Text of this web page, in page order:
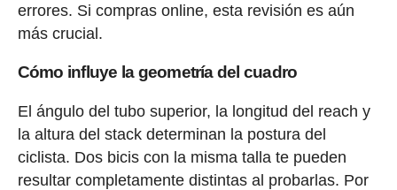
errores. Si compras online, esta revisión es aún
más crucial.
Cómo influye la geometría del cuadro
El ángulo del tubo superior, la longitud del reach y
la altura del stack determinan la postura del
ciclista. Dos bicis con la misma talla te pueden
resultar completamente distintas al probarlas. Por